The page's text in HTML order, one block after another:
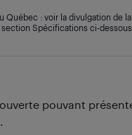
pouvant
Québec : voir la divulgation de
Spécifications ci-dessous.